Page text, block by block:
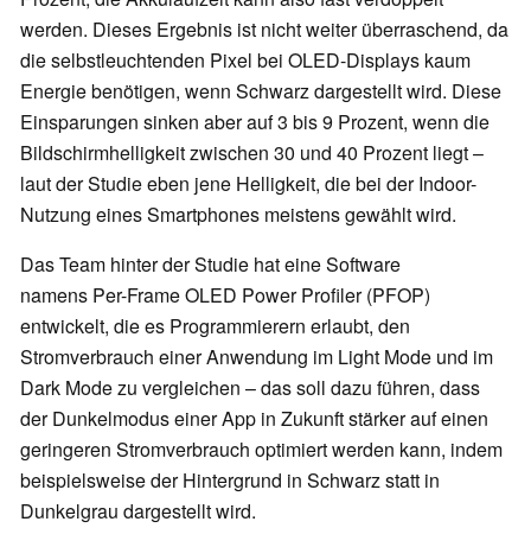
werden. Dieses Ergebnis ist nicht weiter überraschend, da
die selbstleuchtenden Pixel bei OLED-Displays kaum
Energie benötigen, wenn Schwarz dargestellt wird. Diese
Einsparungen sinken aber auf 3 bis 9 Prozent, wenn die
Bildschirmhelligkeit zwischen 30 und 40 Prozent liegt –
laut der Studie eben jene Helligkeit, die bei der Indoor-
Nutzung eines Smartphones meistens gewählt wird.
Das Team hinter der Studie hat eine Software
namens Per-Frame OLED Power Profiler (PFOP)
entwickelt, die es Programmierern erlaubt, den
Stromverbrauch einer Anwendung im Light Mode und im
Dark Mode zu vergleichen – das soll dazu führen, dass
der Dunkelmodus einer App in Zukunft stärker auf einen
geringeren Stromverbrauch optimiert werden kann, indem
beispielsweise der Hintergrund in Schwarz statt in
Dunkelgrau dargestellt wird.